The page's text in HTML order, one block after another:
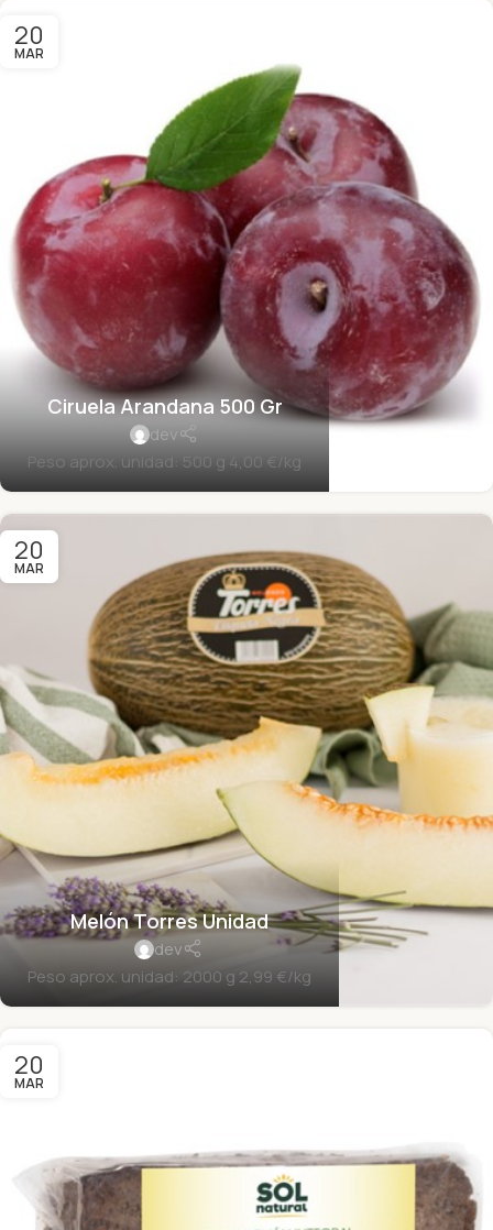
20
MAR
Ciruela Arandana 500 Gr
dev
Peso aprox. unidad: 500 g 4,00 €/kg
20
MAR
Melón Torres Unidad
dev
Peso aprox. unidad: 2000 g 2,99 €/kg
20
MAR